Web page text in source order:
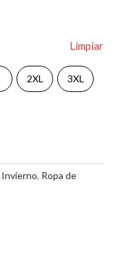
2XL 3XL
Limpiar
Invierno, Ropa de